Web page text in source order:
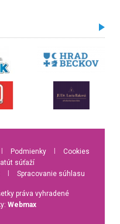
Podmienky
Cookies
súťaží
Spracovanie súhlasu
práva vyhradené
Webmax